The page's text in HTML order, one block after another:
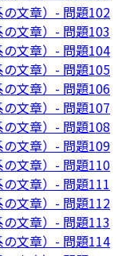
文章）- 問題102
文章）- 問題103
文章）- 問題104
文章）- 問題105
文章）- 問題106
文章）- 問題107
文章）- 問題108
文章）- 問題109
文章）- 問題110
文章）- 問題111
文章）- 問題112
文章）- 問題113
文章）- 問題114